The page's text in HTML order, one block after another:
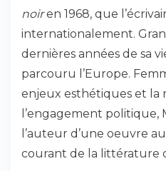
noiren 1968, que
internationalement.
dernières années de sa
parcouru l’Europe.
enjeux esthétiques et la
l’engagement
l’auteur d’une oeuvre
courant de la littérature